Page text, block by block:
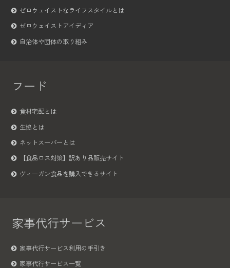
ゼロウェイストなライフスタイルとは
ゼロウェイストアイディア
自治体や団体の取り組み
フード
食材宅配とは
生協とは
ネットスーパーとは
【食品ロス対策】訳あり品販売サイト
ヴィーガン食品を購入できるサイト
家事代行サービス
家事代行サービス利用の手引き
家事代行サービス一覧